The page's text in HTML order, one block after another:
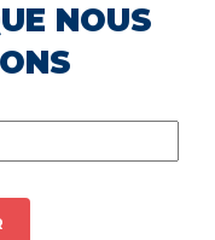
NOUS